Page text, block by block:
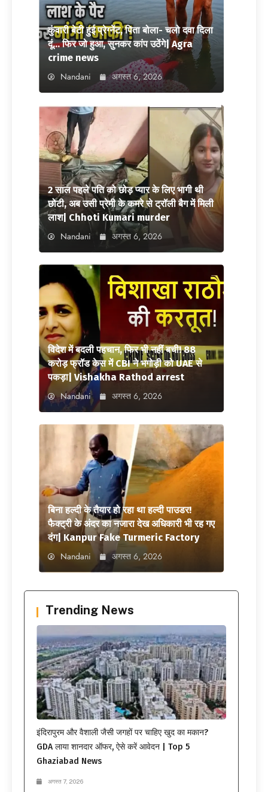
कुंवारी बेटी हुई प्रेग्नेंट, पिता बोला- चलो दवा दिला
दूं… फिर जो हुआ, सुनकर कांप उठेंगे| Agra
crime news
Nandani अगस्त 6, 2026
2 साल पहले पति को छोड़ प्यार के लिए भागी थी
छोटी, अब उसी प्रेमी के कमरे से ट्रॉली बैग में मिली
लाश| Chhoti Kumari murder
Nandani अगस्त 6, 2026
विदेश में बदली पहचान, फिर भी नहीं बची! 88
करोड़ फ्रॉड केस में CBI ने भगोड़ी को UAE से
पकड़ा| Vishakha Rathod arrest
Nandani अगस्त 6, 2026
बिना हल्दी के तैयार हो रहा था हल्दी पाउडर!
फैक्ट्री के अंदर का नजारा देख अधिकारी भी रह गए
दंग| Kanpur Fake Turmeric Factory
Nandani अगस्त 6, 2026
Trending News
इंदिरापुरम और वैशाली जैसी जगहों पर चाहिए खुद का मकान?
GDA लाया शानदार ऑफर, ऐसे करें आवेदन | Top 5
Ghaziabad News
अगस्त 7, 2026